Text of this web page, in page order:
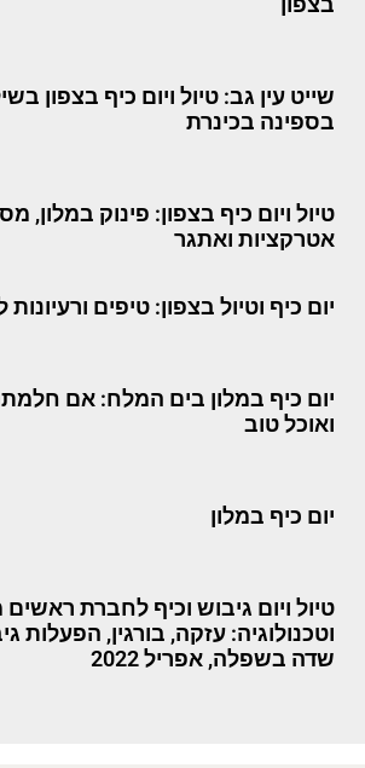
שייט עין גב: טיול ויום כיף בצפון
בספינה בכינרת
טיול ויום כיף בצפון: פינוק במלון,
אטרקציות ואתגר
יום כיף וטיול בצפון: טיפים
יום כיף במלון בים המלח: אם
ואוכל טוב
יום כיף במלון
טיול ויום גיבוש וכיף לחברת ראשים
וטכנולוגיה: עזקה, בורגין, הפעלות
שדה בשפלה, אפריל 2022